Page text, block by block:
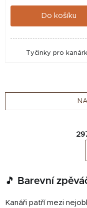
cena:
Do košíku
Tyčinky pro
🎵 Barevní
Kanáři patří mezi